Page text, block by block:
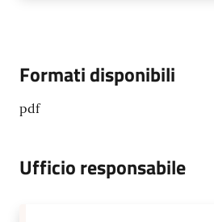
Formati disponibili
pdf
Ufficio responsabile